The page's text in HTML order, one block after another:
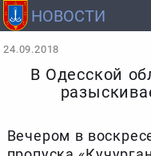
24.09.2018
В Одесской
Вечером в